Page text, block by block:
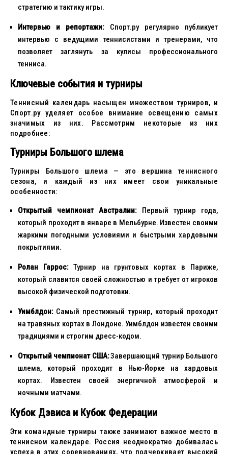
стратегию и тактику игры.
Интервью и репортажи:Спорт.ру регулярно публикует
интервью с ведущими теннисистами и тренерами, что
позволяет заглянуть за кулисы профессионального
тенниса.
Ключевые события и турниры
Теннисный календарь насыщен множеством турниров, и
Спорт.ру уделяет особое внимание освещению самых
значимых из них. Рассмотрим некоторые из них
подробнее:
Турниры Большого шлема
Турниры Большого шлема — это вершина теннисного
сезона, и каждый из них имеет свои уникальные
особенности:
Открытый чемпионат Австралии:Первый турнир года,
который проходит в январе в Мельбурне. Известен своими
жаркими погодными условиями и быстрыми хардовыми
покрытиями.
Ролан Гаррос:Турнир на грунтовых кортах в Париже,
который славится своей сложностью и требует от игроков
высокой физической подготовки.
Уимблдон:Самый престижный турнир, который проходит
на травяных кортах в Лондоне. Уимблдон известен своими
традициями и строгим дресс-кодом.
Открытый чемпионат США:Завершающий турнир Большого
шлема, который проходит в Нью-Йорке на хардовых
кортах. Известен своей энергичной атмосферой и
ночными матчами.
Кубок Дэвиса и Кубок Федерации
Эти командные турниры также занимают важное место в
теннисном календаре. Россия неоднократно добивалась
успеха в этих соревнованиях, что подчеркивает высокий